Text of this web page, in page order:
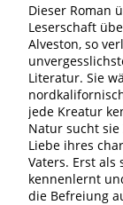
Dieser Roman
Leserschaft
Alveston, so
Literatur. Sie
jede Kreatur
Natur sucht
Liebe ihres
Vaters. Erst
kennenlernt
die Befreiung